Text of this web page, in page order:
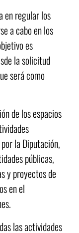
en regular los
a cabo en los
es
la solicitud
será como
de los espacios
la Diputación,
públicas,
y proyectos de
en el
las actividades